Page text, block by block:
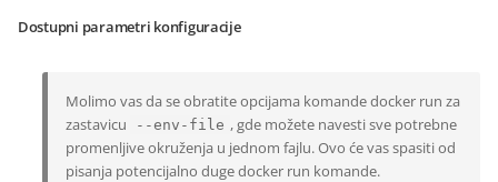
Dostupni parametri konfiguracije
Molimo vas da se obratite opcijama komande docker run za
zastavicu
--env-file , gde možete navesti sve potrebne
promenljive okruženja u jednom fajlu. Ovo će vas spasiti od
pisanja potencijalno duge docker run komande.